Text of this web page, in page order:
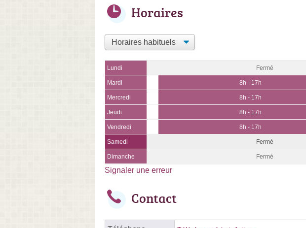
Horaires
Lundi Fermé
Mardi 8h - 17h
Mercredi 8h - 17h
Jeudi 8h - 17h
Vendredi 8h - 17h
Samedi Fermé
Dimanche Fermé
Signaler une erreur
Contact